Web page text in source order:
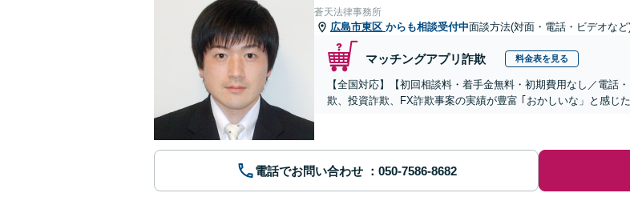
蒼天法律事務所
広島市東区 からも相談受付中面談方法(対面・電話・ビデオな
マッチングアプリ詐欺 料金表を見る
【全国対応】【初回相談料・着手金無料・初期費用なし／電
欺、投資詐欺、FX詐欺事案の実績が豊富 ｢おかしいな」と感じ
電話でお問い合わせ